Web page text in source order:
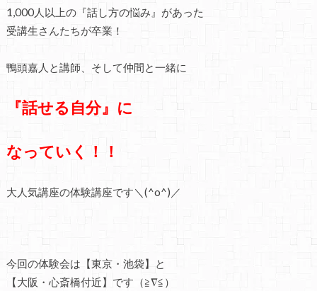
1,000人以上の『話し方の悩み』があった
受講生さんたちが卒業！
鴨頭嘉人と講師、そして仲間と一緒に
『話せる自分』に
なっていく！！
大人気講座の体験講座です＼(^o^)／
今回の体験会は【東京・池袋】と
【大阪・心斎橋付近】です（≧∇≦）